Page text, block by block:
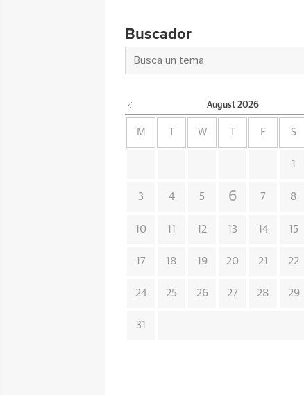
Buscador
August 2026
M W F S
1
3 4 5 6 7 8
10 11 12 13 14 15
17 18 19 20 21 22
24 25 26 27 28 29
31